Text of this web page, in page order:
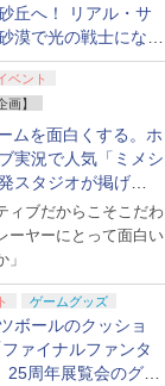
丘へ！ リアル・サ
漠で光の戦士になっ
ベント
画】
ムを面白くする。ホ
実況で人気「ミメシ
スタジオが掲げ
用の信念”とは？【講
ト】
ィブだからこそこだわ
ーヤーにとって面白い
」
ゲームグッズ
ボールのクッショ
ァイナルファンタ
25周年展覧会のグッ